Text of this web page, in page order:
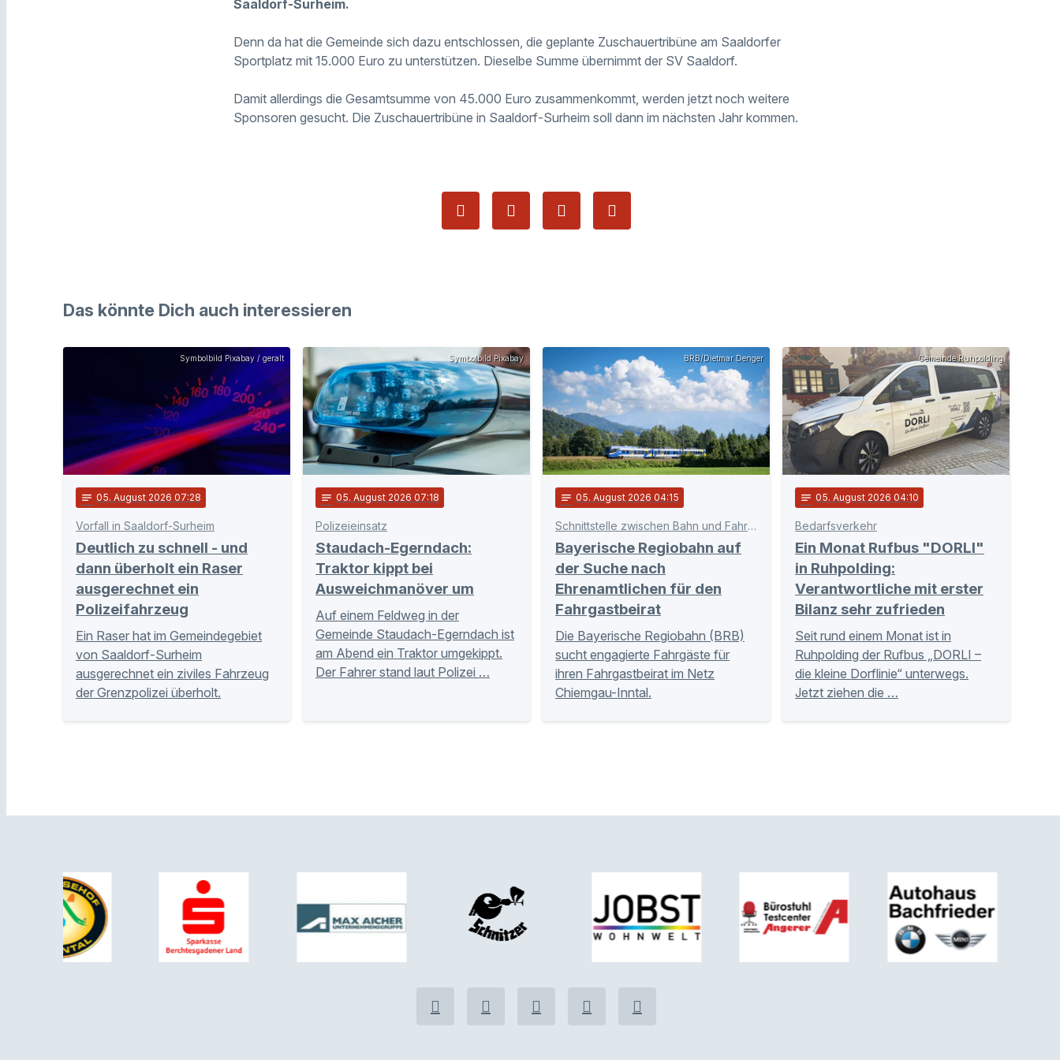
Saaldorf-Surheim.
Denn da hat die Gemeinde sich dazu entschlossen, die geplante Zuschauertribüne am Saaldorfer
Sportplatz mit 15.000 Euro zu unterstützen. Dieselbe Summe übernimmt der SV Saaldorf.
Damit allerdings die Gesamtsumme von 45.000 Euro zusammenkommt, werden jetzt noch weitere
Sponsoren gesucht. Die Zuschauertribüne in Saaldorf-Surheim soll dann im nächsten Jahr kommen.
Das könnte Dich auch interessieren
Symbolbild Pixabay / geralt
notes 05. August 2026 07:28
Vorfall in Saaldorf-Surheim
Deutlich zu schnell - und
dann überholt ein Raser
ausgerechnet ein
Polizeifahrzeug
Ein Raser hat im Gemeindegebiet
von Saaldorf-Surheim
ausgerechnet ein ziviles Fahrzeug
der Grenzpolizei überholt.
Symbolbild Pixabay
notes 05. August 2026 07:18
Polizeieinsatz
Staudach-Egerndach:
Traktor kippt bei
Ausweichmanöver um
Auf einem Feldweg in der
Gemeinde Staudach-Egerndach ist
am Abend ein Traktor umgekippt.
Der Fahrer stand laut Polizei …
BRB/Dietmar Denger
notes 05. August 2026 04:15
Schnittstelle zwischen Bahn und Fahrgästen
Bayerische Regiobahn auf
der Suche nach
Ehrenamtlichen für den
Fahrgastbeirat
Die Bayerische Regiobahn (BRB)
sucht engagierte Fahrgäste für
ihren Fahrgastbeirat im Netz
Chiemgau-Inntal.
Gemeinde Ruhpolding
notes 05. August 2026 04:10
Bedarfsverkehr
Ein Monat Rufbus "DORLI"
in Ruhpolding:
Verantwortliche mit erster
Bilanz sehr zufrieden
Seit rund einem Monat ist in
Ruhpolding der Rufbus „DORLI –
die kleine Dorflinie“ unterwegs.
Jetzt ziehen die …